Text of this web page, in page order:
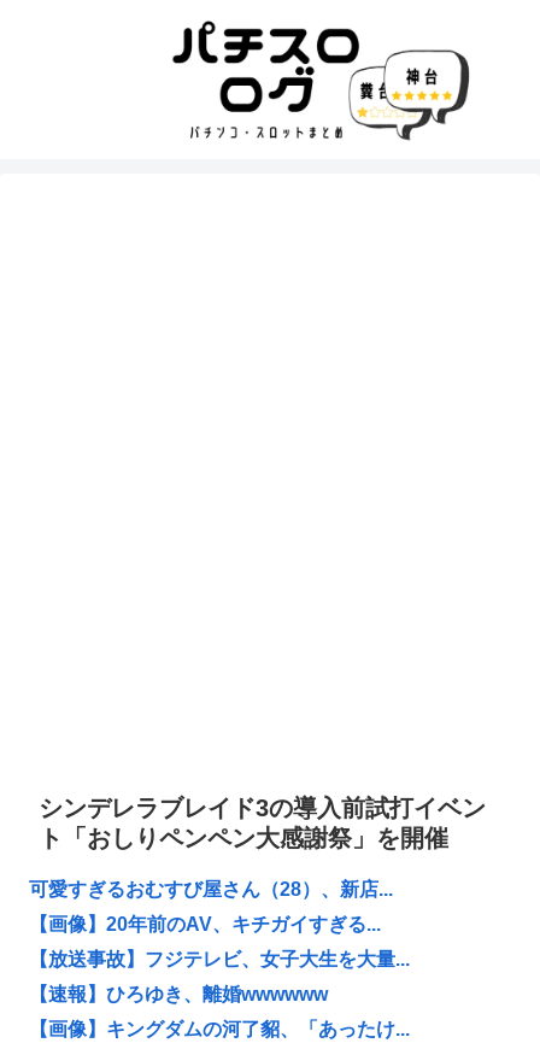
シンデレラブレイド3の導入前試打イベン
ト「おしりペンペン大感謝祭」を開催
可愛すぎるおむすび屋さん（28）、新店...
【画像】20年前のAV、キチガイすぎる...
【放送事故】フジテレビ、女子大生を大量...
【速報】ひろゆき、離婚wwwwww
【画像】キングダムの河了貂、「あったけ...